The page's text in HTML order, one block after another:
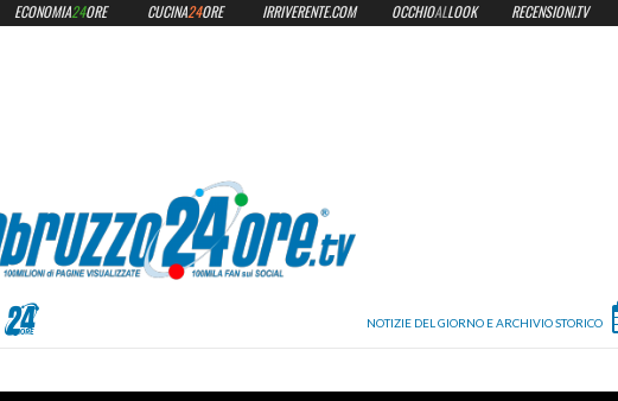
navigation
ECONOMIA24ORE CUCINA24ORE IRRIVERENTE.COM OCCHIOALLOOK RECENSIONI.TV